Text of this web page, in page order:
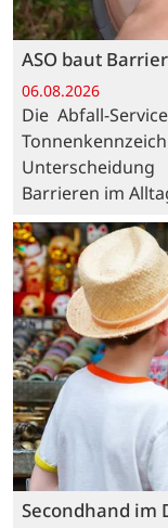
ASO baut
06.08.2026
Die Abfall-
Barrieren im
Secondhand im